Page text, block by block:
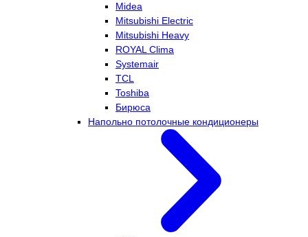
Midea
Mitsubishi Electric
Mitsubishi Heavy
ROYAL Clima
Systemair
TCL
Toshiba
Бирюса
Напольно потолочные кондиционеры